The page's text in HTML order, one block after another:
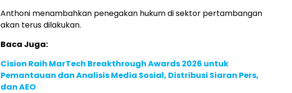
Anthoni menambahkan penegakan hukum di sektor pertambangan
akan terus dilakukan.
Baca Juga:
Cision Raih MarTech Breakthrough Awards 2026 untuk
Pemantauan dan Analisis Media Sosial, Distribusi Siaran Pers,
dan AEO